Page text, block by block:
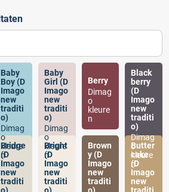
Baby
Boy (D
Imago
new
traditi
o)
Dimag
o
kleure
n
Baby
Girl (D
Imago
new
traditi
o)
Dimag
o
kleure
n
Berry
Dimag
o
kleure
n
Black
berry
(D
Imago
new
traditi
o)
Dimag
o
kleure
n
Bridge
(D
Imago
new
traditi
o)
Bright
(D
Imago
new
traditi
o)
Brown
y (D
Imago
new
traditi
o)
Butter
cake
(D
Imago
new
traditi